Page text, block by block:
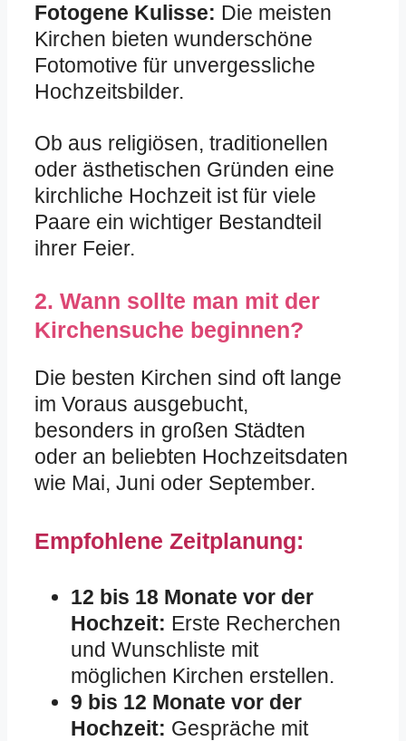
Fotogene Kulisse: Die meisten
Kirchen bieten wunderschöne
Fotomotive für unvergessliche
Hochzeitsbilder.
Ob aus religiösen, traditionellen
oder ästhetischen Gründen eine
kirchliche Hochzeit ist für viele
Paare ein wichtiger Bestandteil
ihrer Feier.
2. Wann sollte man mit der
Kirchensuche beginnen?
Die besten Kirchen sind oft lange
im Voraus ausgebucht,
besonders in großen Städten
oder an beliebten Hochzeitsdaten
wie Mai, Juni oder September.
Empfohlene Zeitplanung:
12 bis 18 Monate vor der
Hochzeit: Erste Recherchen
und Wunschliste mit
möglichen Kirchen erstellen.
9 bis 12 Monate vor der
Hochzeit: Gespräche mit